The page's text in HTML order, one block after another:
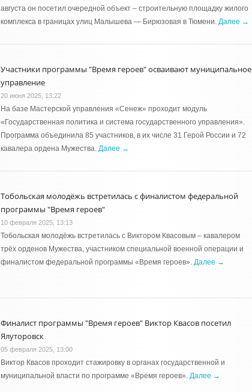
августа он посетил очередной объект – строительную площадку жилого
комплекса в границах улиц Малышева — Бирюзовая в Тюмени. Далее →
Участники программы "Время героев" осваивают муниципальное
управление
20 июня 2025, 13:22
На базе Мастерской управления «Сенеж» проходит модуль
«Государственная политика и система государственного управления».
Программа объединила 85 участников, в их числе 31 Герой России и 72
кавалера ордена Мужества. Далее →
Тобольская молодёжь встретилась с финалистом федеральной
программы "Время героев"
10 февраля 2025, 13:13
Тобольская молодёжь встретилась с Виктором Квасовым – кавалером
трёх орденов Мужества, участником специальной военной операции и
финалистом федеральной программы «Время героев». Далее →
Финалист программы "Время героев" Виктор Квасов посетил
Ялуторовск
05 февраля 2025, 13:00
Виктор Квасов проходит стажировку в органах государственной и
муниципальной власти по программе «Время героев». Далее →